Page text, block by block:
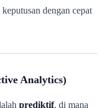
dengan cepat
Analytics)
prediktif, di mana